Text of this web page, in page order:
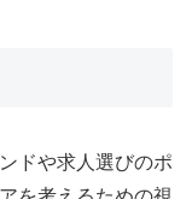
ドや求人選びのポ